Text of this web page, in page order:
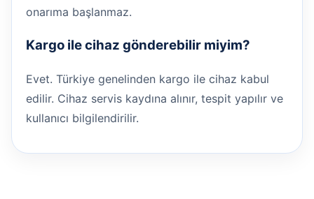
onarıma başlanmaz.
Kargo ile cihaz gönderebilir miyim?
Evet. Türkiye genelinden kargo ile cihaz kabul
edilir. Cihaz servis kaydına alınır, tespit yapılır ve
kullanıcı bilgilendirilir.